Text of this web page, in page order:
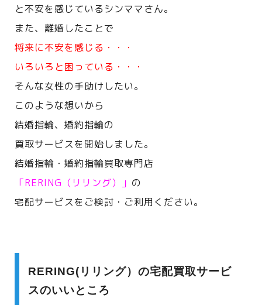
と不安を感じているシンママさん。
また、離婚したことで
将来に不安を感じる・・・
いろいろと困っている・・・
そんな女性の手助けしたい。
このような想いから
結婚指輪、婚約指輪の
買取サービスを開始しました。
結婚指輪・婚約指輪買取専門店
「RERING（リリング）」 の
宅配サービスをご検討・ご利用ください。
RERING(リリング）の宅配買取サービ
スのいいところ